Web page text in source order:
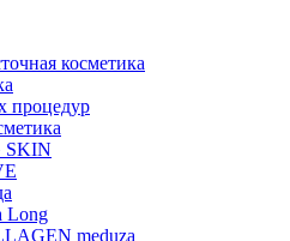
косметика
процедур
SKIN
Long
meduza